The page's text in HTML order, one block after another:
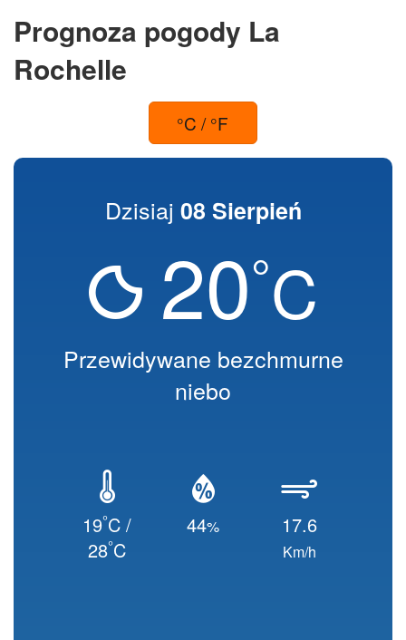
Prognoza pogody La
Rochelle
°C / °F
Dzisiaj 08 Sierpień
20°C
Przewidywane bezchmurne
niebo
19°C /
28°C
44% 17.6
Km/h